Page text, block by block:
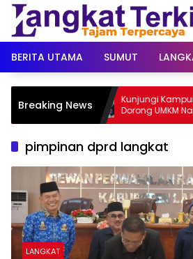
Langsung
konten
BERITA UTAMA
SUMUT
Breaking News
Kunjungi Kampung
Dorong UMKM Naik
Pendapatan Keluarga
pimpinan dprd langkat
LANGKAT